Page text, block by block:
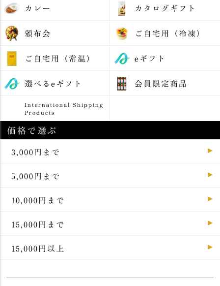
カレー カタログギフト
頒布会 ご自宅用（冷凍）
ご自宅用（常温） eギフト
選べるeギフト 会員限定商品
International Shipping
Products
価格で選ぶ
3,000円まで
5,000円まで
10,000円まで
15,000円まで
15,000円以上